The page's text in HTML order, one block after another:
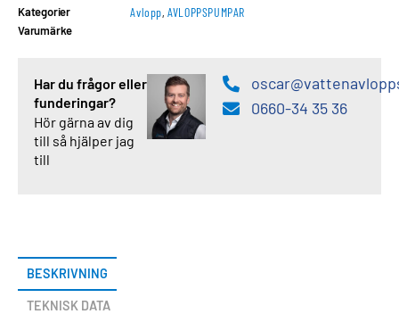
Kategorier
Avlopp,AVLOPPSPUMPAR
Varumärke
Har du frågor eller
funderingar?
Hör gärna av dig
till så hjälper jag
till
0660-34 35 36
BESKRIVNING
TEKNISK DATA